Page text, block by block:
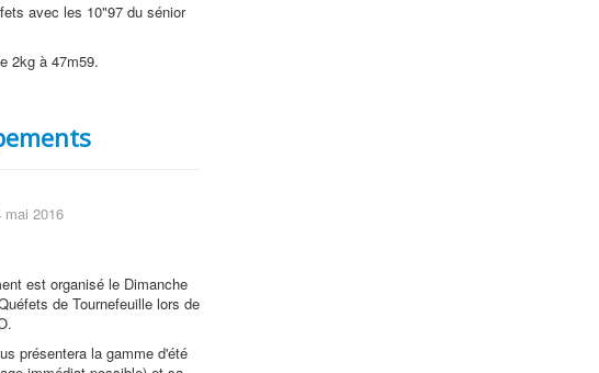
avec les 10"97 du sénior
2kg à 47m59.
mai 2016
est organisé le Dimanche
de Tournefeuille lors de
présentera la gamme d'été